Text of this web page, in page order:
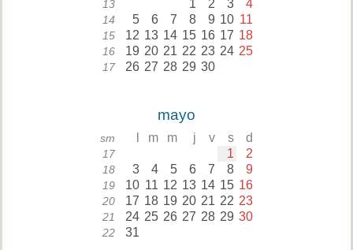
13 1 2 3 4
14 5 6 7 8 9 10 11
15 12 13 14 15 16 17 18
16 19 20 21 22 23 24 25
17 26 27 28 29 30
mayo
sm m m j v s d
17 1 2
18 3 4 5 6 7 8 9
19 10 11 12 13 14 15 16
20 17 18 19 20 21 22 23
21 24 25 26 27 28 29 30
22 31